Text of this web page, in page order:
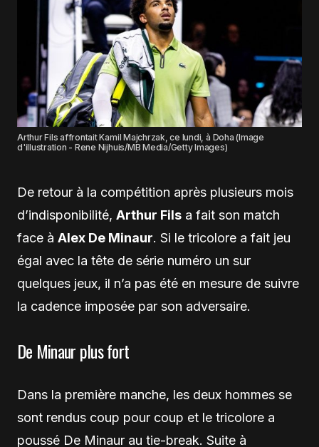
Arthur Fils affrontait Kamil Majchrzak, ce lundi, à Doha (Image
d'illustration - Rene Nijhuis/MB Media/Getty Images)
De retour à la compétition après plusieurs mois
d’indisponibilité, Arthur Fils a fait son match
face à Alex De Minaur. Si le tricolore a fait jeu
égal avec la tête de série numéro un sur
quelques jeux, il n’a pas été en mesure de suivre
la cadence imposée par son adversaire.
De Minaur plus fort
Dans la première manche, les deux hommes se
sont rendus coup pour coup et le tricolore a
poussé De Minaur au tie-break. Suite à